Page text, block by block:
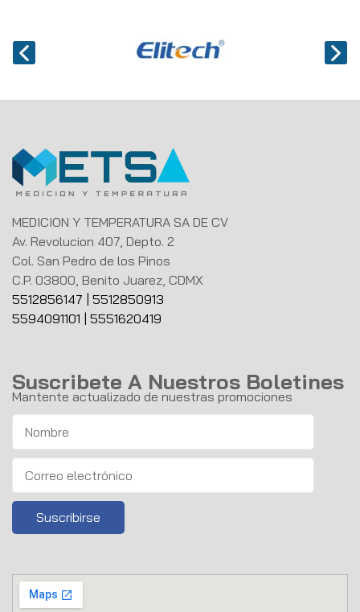
MEDICION Y TEMPERATURA SA DE CV
Av. Revolucion 407, Depto. 2
Col. San Pedro de los Pinos
C.P. 03800, Benito Juarez, CDMX
5512856147
5512850913
5594091101
5551620419
Suscribete A Nuestros Boletines
Mantente actualizado de nuestras promociones